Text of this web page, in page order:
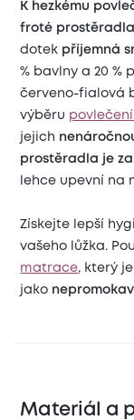
K hezkému
froté
dotek příjemná
% bavlny a 20 %
červeno-fialová
výběru
jejich
prostěradla je
lehce upevní na
Získejte lepší
vašeho lůžka.
matrace, který
jako
Materiál a